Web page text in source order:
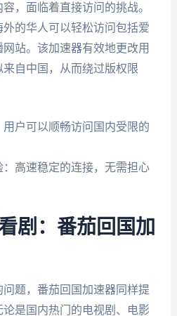
，面临着直接访问的挑战。
外的华人可以轻松访问包括爱
站。该加速器有效地更改用
自中国，从而绕过版权限
户可以顺畅访问国内受限的
高速稳定的连接，无需担心
剧：番茄回国加
题，番茄回国加速器同样提
是国内热门的电视剧、电影